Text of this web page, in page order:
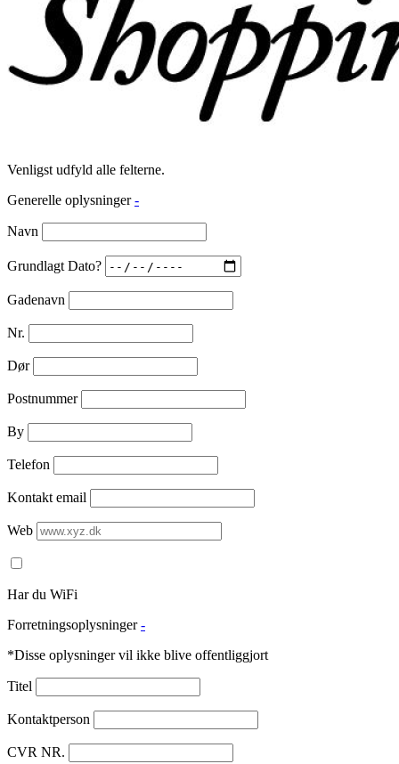
Venligst udfyld alle felterne.
Generelle oplysninger -
Navn
Grundlagt Dato?
Gadenavn
Nr.
Dør
Postnummer
By
Telefon
Kontakt email
Web
Har du WiFi
Forretningsoplysninger -
*Disse oplysninger vil ikke blive offentliggjort
Titel
Kontaktperson
CVR NR.